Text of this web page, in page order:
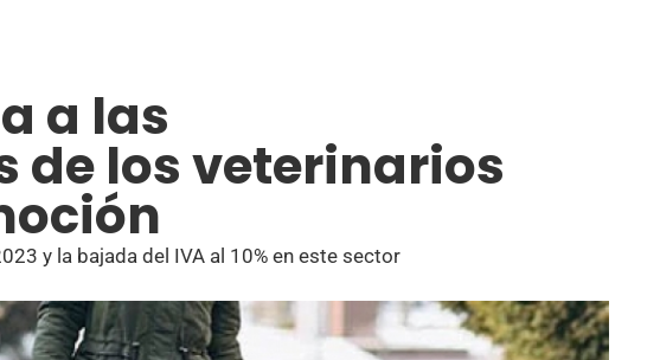
a las
de los veterinarios
y la bajada del IVA al 10% en este sector